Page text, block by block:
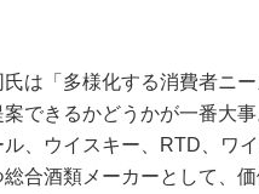
は「多様化する消費者ニ
案できるかどうかが一番大
ル、ウイスキー、RTD、ワ
総合酒類メーカーとして、